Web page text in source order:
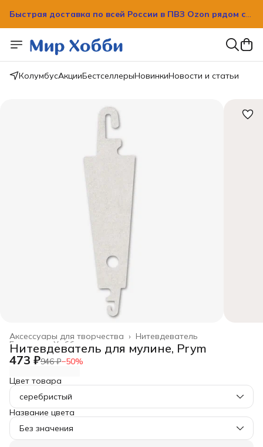
Быстрая доставка по всей России в ПВЗ Ozon рядом с
Быстрая доставка по всей России в ПВЗ Ozon рядом с
вашим домом!
КолумбусАкцииБестселлерыНовинкиНовости и статьи
Нитевдеватель
Аксессуары для творчества ›
Хобби и творчество ›
Главная ›
Нитевдеватель для мулине, Prym
473 ₽946 ₽−50%
Цвет товара
серебристый
Название цвета
Без значения